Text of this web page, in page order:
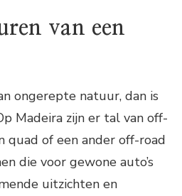
van een
ongerepte natuur, dan is
Madeira zijn er tal van off-
quad of een ander off-road
die voor gewone auto’s
uitzichten en